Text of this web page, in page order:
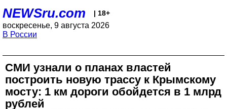
NEWSru.com | 18+
воскресенье, 9 августа 2026
В России
СМИ узнали о планах властей
построить новую трассу к Крымскому
мосту: 1 км дороги обойдется в 1 млрд
рублей